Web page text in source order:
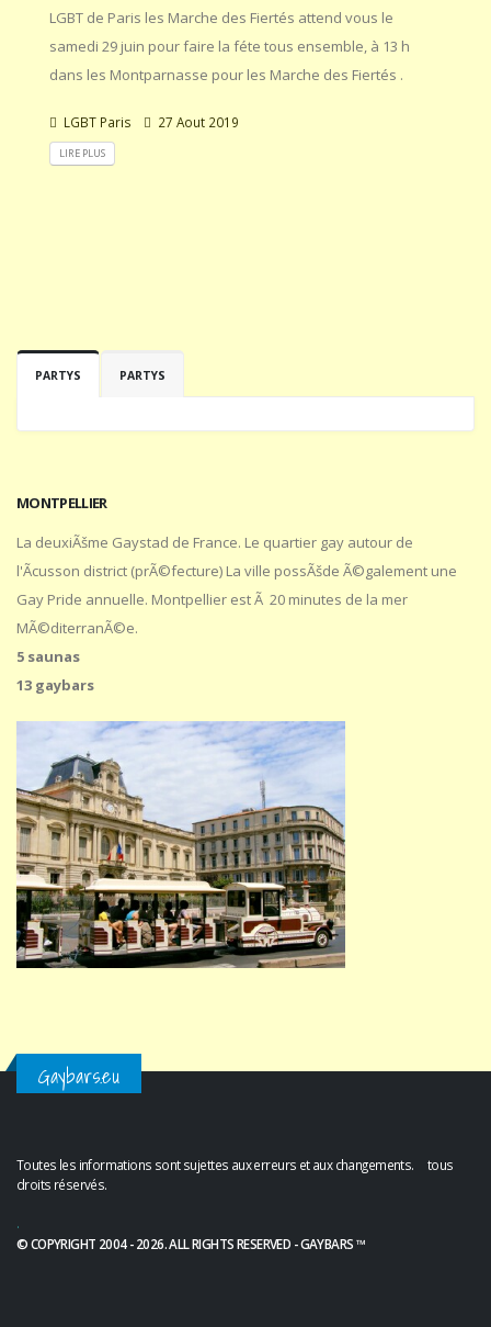
LGBT de Paris les Marche des Fiertés attend vous le
samedi 29 juin pour faire la féte tous ensemble, à 13 h
dans les Montparnasse pour les Marche des Fiertés .
LGBT Paris 27 Aout 2019
LIRE PLUS
PARTYS PARTYS
MONTPELLIER
La deuxiÃšme Gaystad de France. Le quartier gay autour de
l'Ãcusson district (prÃ©fecture) La ville possÃšde Ã©galement une
Gay Pride annuelle. Montpellier est Ã 20 minutes de la mer
MÃ©diterranÃ©e.
5 saunas
13 gaybars
Gaybars.eu
Toutes les informations sont sujettes aux erreurs et aux changements. tous
droits réservés.
.
© COPYRIGHT 2004 - 2026. ALL RIGHTS RESERVED - GAYBARS ™